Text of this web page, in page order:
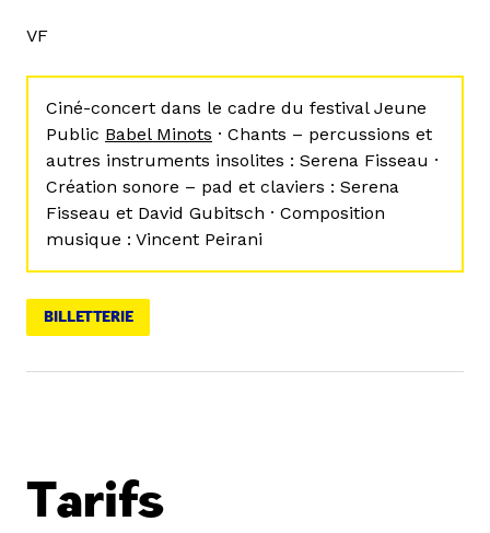
VF
Ciné-concert dans le cadre du festival Jeune
Public Babel Minots · Chants – percussions et
autres instruments insolites : Serena Fisseau ·
Création sonore – pad et claviers : Serena
Fisseau et David Gubitsch · Composition
musique : Vincent Peirani
BILLETTERIE
Tarifs